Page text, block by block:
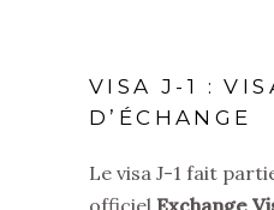
VISA J-1 :
D’ÉCHANGE
Le visa J-1 fait
officiel Exchange